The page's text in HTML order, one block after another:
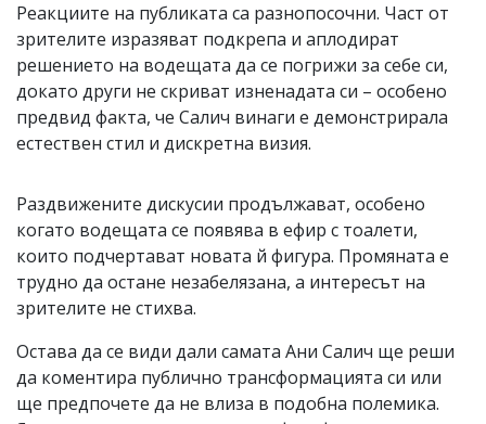
Реакциите на публиката са разнопосочни. Част от
зрителите изразяват подкрепа и аплодират
решението на водещата да се погрижи за себе си,
докато други не скриват изненадата си – особено
предвид факта, че Салич винаги е демонстрирала
естествен стил и дискретна визия.
Раздвижените дискусии продължават, особено
когато водещата се появява в ефир с тоалети,
които подчертават новата й фигура. Промяната е
трудно да остане незабелязана, а интересът на
зрителите не стихва.
Остава да се види дали самата Ани Салич ще реши
да коментира публично трансформацията си или
ще предпочете да не влиза в подобна полемика.